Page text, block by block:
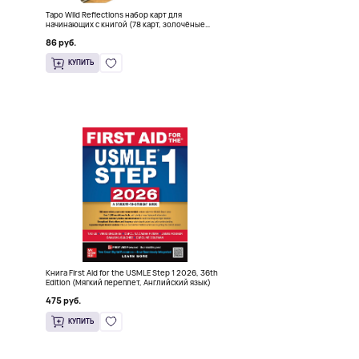
Таро Wild Reflections набор карт для
начинающих с книгой (78 карт, золочёные
86 руб.
КУПИТЬ
Книга First Aid for the USMLE Step 1 2026, 36th
Edition (Мягкий переплет, Английский язык)
475 руб.
КУПИТЬ